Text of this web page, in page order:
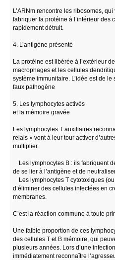
L’ARNm rencontre les ribosomes,
fabriquer la pro­téine à l’intérieur des
rapidement détruit.
4. L’antigène présenté
La protéine est libérée à l’extérieur
macrophages et les cellules
système immunitaire. L’idée est de
faux pathogène
5. Les lymphocytes activés
et la mémoire gravée
Les lymphocytes T auxiliaires
relais » vont à leur tour activer
multiplier.
Les lymphocytes B : ils fabriquent
de se lier à l’antigène et de
Les lymphocytes T cytotoxiques
d’éliminer des cellules infectées en
membranes.
C’est la réaction commune à toute
Une faible proportion de ces
des cellules T et B mémoire, qui
plusieurs années. Lors d’une
immédiatement reconnaître